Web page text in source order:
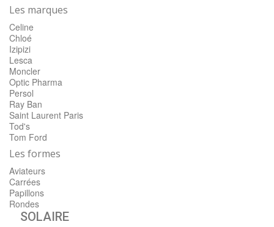
Les marques
Celine
Chloé
Izipizi
Lesca
Moncler
Optic Pharma
Persol
Ray Ban
Saint Laurent Paris
Tod's
Tom Ford
Les formes
Aviateurs
Carrées
Papillons
Rondes
SOLAIRE